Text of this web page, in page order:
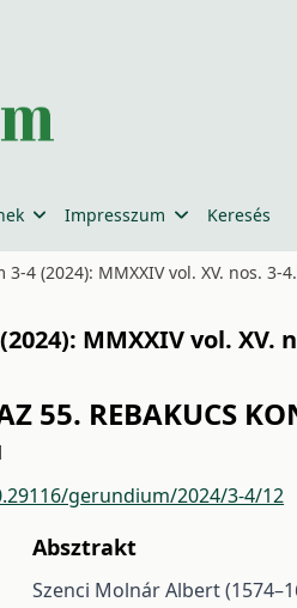
Impresszum Keresés
3-4 (2024): MMXXIV vol. XV. nos. 3-4.
MMXXIV vol. XV.
55. REBAKUCS
gerundium/2024/3-4/12
Absztrakt
Szenci Molnár Albert